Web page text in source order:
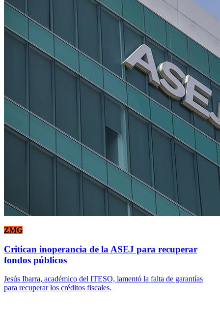
ZMG
Critican inoperancia de la ASEJ para recuperar
fondos públicos
Jesús Ibarra, académico del ITESO, lamentó la falta de garantías
para recuperar los créditos fiscales.